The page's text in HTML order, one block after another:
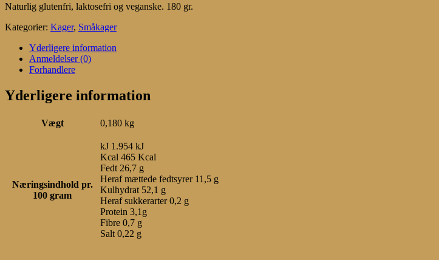
Naturlig glutenfri, laktosefri og veganske. 180 gr.
Kategorier: Kager, Småkager
Yderligere information
Anmeldelser (0)
Forhandlere
Yderligere information
Vægt 0,180 kg
Næringsindhold pr.
100 gram
kJ 1.954 kJ
Kcal 465 Kcal
Fedt 26,7 g
Heraf mættede fedtsyrer 11,5 g
Kulhydrat 52,1 g
Heraf sukkerarter 0,2 g
Protein 3,1g
Fibre 0,7 g
Salt 0,22 g